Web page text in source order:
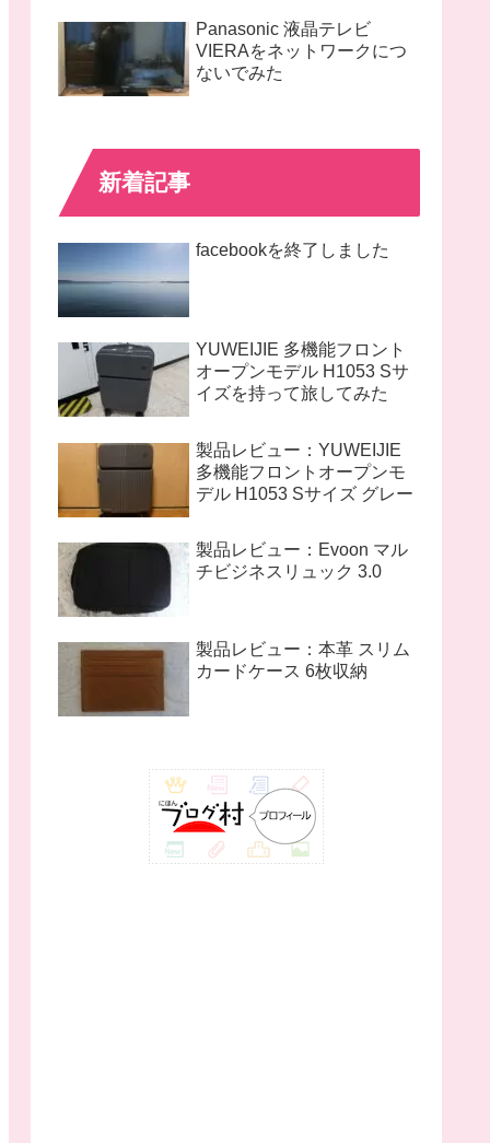
Panasonic 液晶テレビ
VIERAをネットワークにつ
ないでみた
新着記事
facebookを終了しました
YUWEIJIE 多機能フロント
オープンモデル H1053 Sサ
イズを持って旅してみた
製品レビュー：YUWEIJIE
多機能フロントオープンモ
デル H1053 Sサイズ グレー
製品レビュー：Evoon マル
チビジネスリュック 3.0
製品レビュー：本革 スリム
カードケース 6枚収納